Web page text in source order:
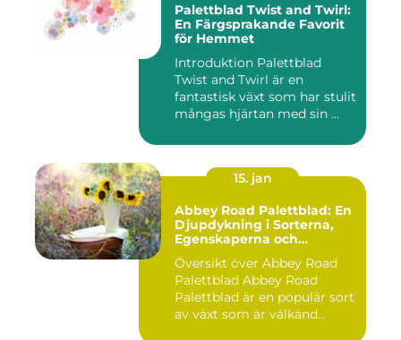
Palettblad Twist and Twirl:
En Färgsprakande Favorit
för Hemmet
Introduktion Palettblad
Twist and Twirl är en
fantastisk växt som har stulit
mångas hjärtan med sin ...
15. jan
Abbey Road Palettblad: En
Djupdykning i Sorterna,
Egenskaperna och
Översikt över Abbey Road
Palettblad Abbey Road
Palettblad är en populär sort
av växt som är välkänd...